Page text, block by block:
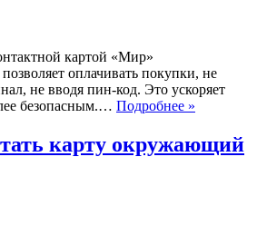
картой «Мир»
оплачивать покупки, не
не вводя пин-код. Это ускоряет
безопасным.… Подробнее »
карта
карту окружающий